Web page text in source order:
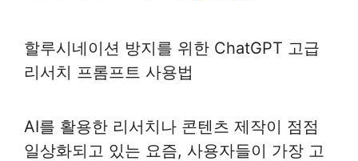
할루시네이션 방지를 위한 ChatGPT 고급
리서치 프롬프트 사용법
AI를 활용한 리서치나 콘텐츠 제작이 점점
일상화되고 있는 요즘, 사용자들이 가장 고